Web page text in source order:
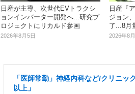
日産が主導、次世代EVトラクシ
ョンインバーター開発へ...研究プ
ロジェクトにリカルド参画
2026年8月5日
日産『
ジョン
了...8月
2026年8
「医師常勤」神経内科など/クリニッ
以上」